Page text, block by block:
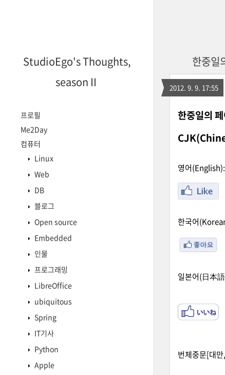
StudioEgo's Thoughts,
seasonⅡ
프로필
Me2Day
컴퓨터
Linux
Web
DB
블로그
Open source
Embedded
인물
프로그래밍
LibreOffice
ubiquitous
Spring
IT기사
Python
Apple
한중
2012. 9. 9. 17:55
한중일의
영어(English):
한국어
일본어(日本
번체중문[대